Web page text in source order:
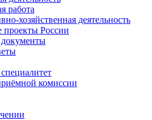
работа
хозяйственная деятельность
России
комиссии